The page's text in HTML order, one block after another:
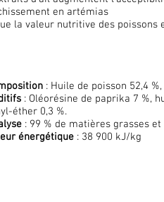
en artémias
la valeur nutritive des poissons
: Huile de poisson 52,4
: Oléorésine de paprika 7 %,
éther 0,3 %.
: 99 % de matières grasses
énergétique : 38 900 kJ/kg